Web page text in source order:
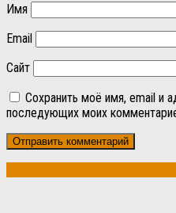
Имя
Email
Сайт
Сохранить моё имя, email и
последующих моих